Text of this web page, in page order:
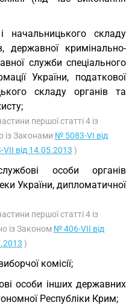
складу
державної кримінально-
служби спеціального
України, податкової
складу органів та
першої статті 4 із
із Законами № 5083-VI від
від 14.05.2013 )
особи органів
України, дипломатичної
першої статті 4 із
із Законом № 406-VII від
)
комісії;
особи інших державних
Республіки Крим;